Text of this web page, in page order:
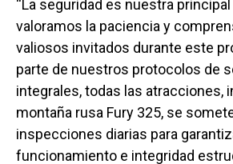
“La seguridad es nuestra
valoramos la paciencia y
valiosos invitados durante este
parte de nuestros protocolos de
integrales, todas las atracciones,
montaña rusa Fury 325, se
inspecciones diarias para
funcionamiento e integridad